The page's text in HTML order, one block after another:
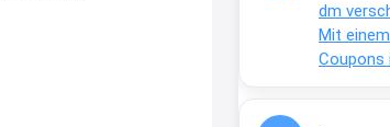
dm
Mit
Coupons
2:19
↩
Joachim